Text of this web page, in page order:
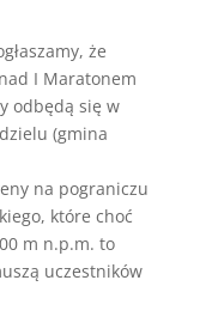
że
I Maratonem
odbędą się w
(gmina
na pograniczu
które choć
m n.p.m. to
uczestników